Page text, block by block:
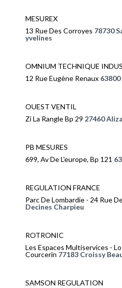
MESUREX
13 Rue Des Corroyes 78730
yvelines
OMNIUM TECHNIQUE
12 Rue Eugène Renaux
OUEST VENTIL
Zi La Rangle Bp 29 27460
PB MESURES
699, Av De L'europe, Bp 121
REGULATION FRANCE
Parc De Lombardie - 24 Rue
Decines Charpieu
ROTRONIC
Les Espaces Multiservices -
Courcerin 77183 Croissy
SAMSON REGULATION